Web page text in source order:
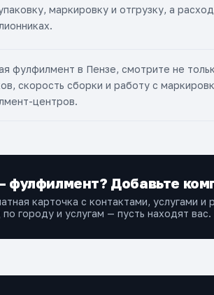
маркировку и отгрузку, а
фулфилмент в Пензе, смотрите не
скорость сборки и работу с
центров.
фулфилмент? Добавьте
карточка с контактами, услугами
по городу и услугам — пусть находят вас.